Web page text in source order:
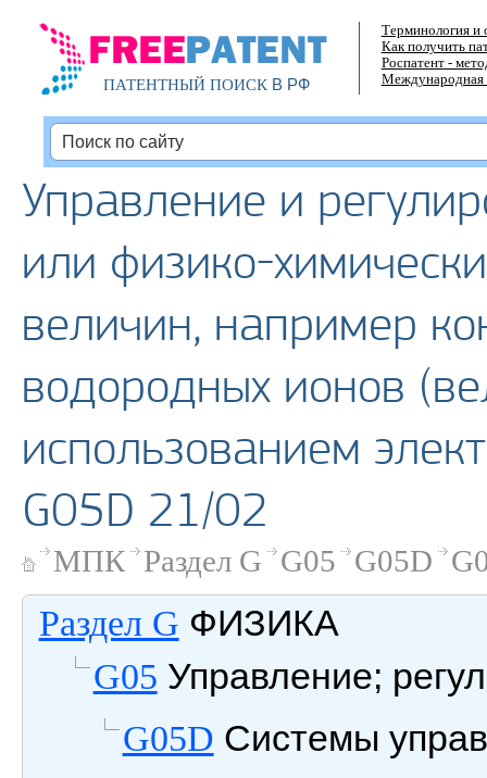
ПАТЕНТНЫЙ ПОИСКВ РФ
Терминология и
Как получить
Роспатент -
Международная
Управление и
или физико-
величин, например
водородных ионов
использованием
G05D 21/02
МПК Раздел G G05 G05D
Раздел G ФИЗИКА
G05 Управление;
G05D Системы